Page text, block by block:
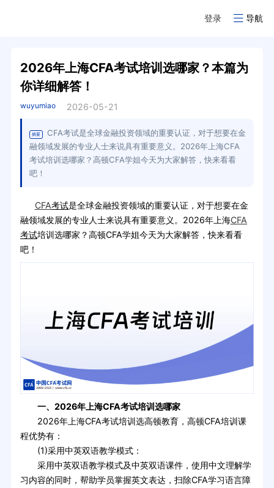
登录 导航
2026年上海CFA考试培训选哪家？本篇为
你详细解答！
wuyumiao 2026-05-21
摘要
CFA考试是全球金融投资领域的重要认证，对于想要在金
融领域发展的专业人士来说具有重要意义。2026年上海CFA
考试培训选哪家？高顿CFA学姐今天为大家解答，快来看看
吧！
CFA考试是全球金融投资领域的重要认证，对于想要在金
融领域发展的专业人士来说具有重要意义。2026年上海CFA
考试培训选哪家？高顿CFA学姐今天为大家解答，快来看看
吧！
一、2026年上海CFA考试培训选哪家
2026年上海CFA考试培训选高顿教育，高顿CFA培训课
程优势有：
(1)采用中英双语教学模式：
采用中英双语教学模式及中英双语课件，使用中文理解学
习内容的同时，帮助学员掌握英文表达，扫除CFA学习语言障